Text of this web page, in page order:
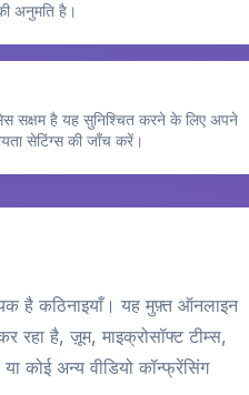
अनुमति है।
सक्षम है यह सुनिश्चित करने के लिए अपने
सेटिंग्स की जाँच करें।
है कठिनाइयाँ। यह मुफ़्त ऑनलाइन
है, ज़ूम, माइक्रोसॉफ्ट टीम्स,
कोई अन्य वीडियो कॉन्फ्रेंसिंग